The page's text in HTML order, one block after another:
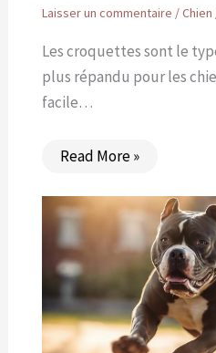
Laisser un commentaire /Chien
Les croquettes sont le
plus répandu pour les
facile…
Read More »